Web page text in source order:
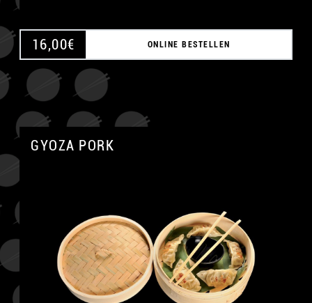
16,00€ ONLINE BESTELLEN
GYOZA PORK